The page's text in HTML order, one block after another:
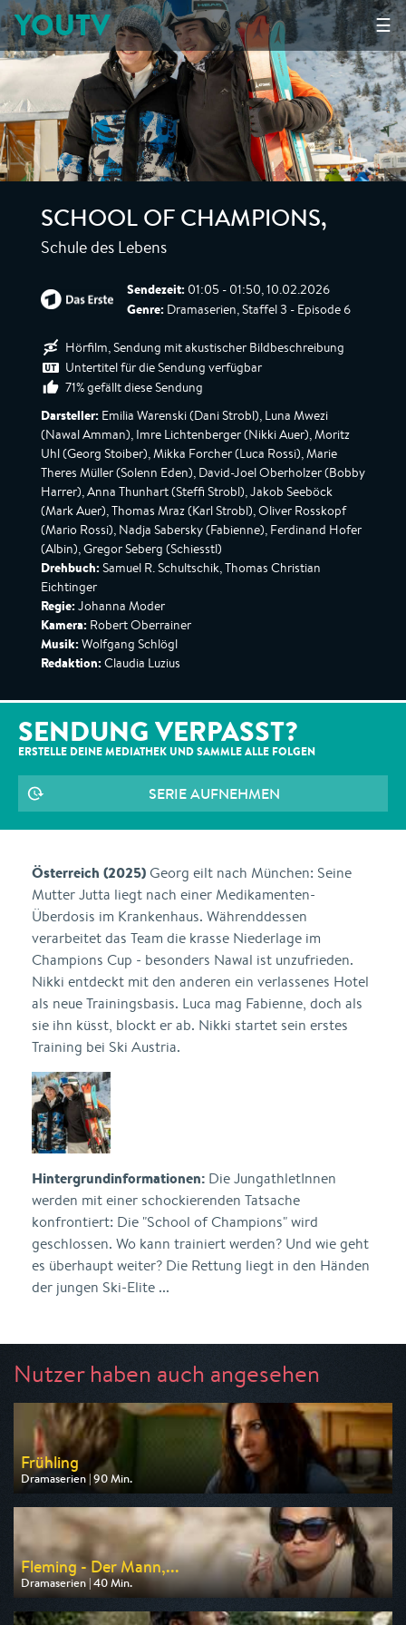
☰
YOUTV
SCHOOL OF CHAMPIONS,
Schule des Lebens
Sendezeit: 01:05 - 01:50, 10.02.2026
Genre: Dramaserien, Staffel 3 - Episode 6
Hörfilm, Sendung mit akustischer Bildbeschreibung
Untertitel für die Sendung verfügbar
71% gefällt diese Sendung
Darsteller: Emilia Warenski (Dani Strobl), Luna Mwezi
(Nawal Amman), Imre Lichtenberger (Nikki Auer), Moritz
Uhl (Georg Stoiber), Mikka Forcher (Luca Rossi), Marie
Theres Müller (Solenn Eden), David-Joel Oberholzer (Bobby
Harrer), Anna Thunhart (Steffi Strobl), Jakob Seeböck
(Mark Auer), Thomas Mraz (Karl Strobl), Oliver Rosskopf
(Mario Rossi), Nadja Sabersky (Fabienne), Ferdinand Hofer
(Albin), Gregor Seberg (Schiesstl)
Drehbuch: Samuel R. Schultschik, Thomas Christian
Eichtinger
Regie: Johanna Moder
Kamera: Robert Oberrainer
Musik: Wolfgang Schlögl
Redaktion: Claudia Luzius
SENDUNG VERPASST?
ERSTELLE DEINE MEDIATHEK UND SAMMLE ALLE FOLGEN
SERIE AUFNEHMEN
Österreich (2025)Georg eilt nach München: Seine
Mutter Jutta liegt nach einer Medikamenten-
Überdosis im Krankenhaus. Währenddessen
verarbeitet das Team die krasse Niederlage im
Champions Cup - besonders Nawal ist unzufrieden.
Nikki entdeckt mit den anderen ein verlassenes Hotel
als neue Trainingsbasis. Luca mag Fabienne, doch als
sie ihn küsst, blockt er ab. Nikki startet sein erstes
Training bei Ski Austria.
Hintergrundinformationen: Die JungathletInnen
werden mit einer schockierenden Tatsache
konfrontiert: Die "School of Champions" wird
geschlossen. Wo kann trainiert werden? Und wie geht
es überhaupt weiter? Die Rettung liegt in den Händen
der jungen Ski-Elite ...
Nutzer haben auch angesehen
Frühling
Dramaserien | 90 Min.
Ausgestrahlt von ZDF
am 09.08.2026, 20:15
Fleming - Der Mann,...
Dramaserien | 40 Min.
Ausgestrahlt von One
am 11.08.2026, 20:15